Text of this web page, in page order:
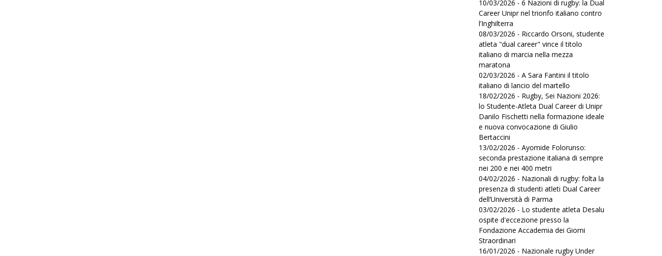
10/03/2026 - 6 Nazioni di rugby: la Dual
Career Unipr nel trionfo italiano contro
l’Inghilterra
08/03/2026 - Riccardo Orsoni, studente
atleta "dual career" vince il titolo
italiano di marcia nella mezza
maratona
02/03/2026 - A Sara Fantini il titolo
italiano di lancio del martello
18/02/2026 - Rugby, Sei Nazioni 2026:
lo Studente-Atleta Dual Career di Unipr
Danilo Fischetti nella formazione ideale
e nuova convocazione di Giulio
Bertaccini
13/02/2026 - Ayomide Folorunso:
seconda prestazione italiana di sempre
nei 200 e nei 400 metri
04/02/2026 - Nazionali di rugby: folta la
presenza di studenti atleti Dual Career
dell’Università di Parma
03/02/2026 - Lo studente atleta Desalu
ospite d'eccezione presso la
Fondazione Accademia dei Giorni
Straordinari
16/01/2026 - Nazionale rugby Under